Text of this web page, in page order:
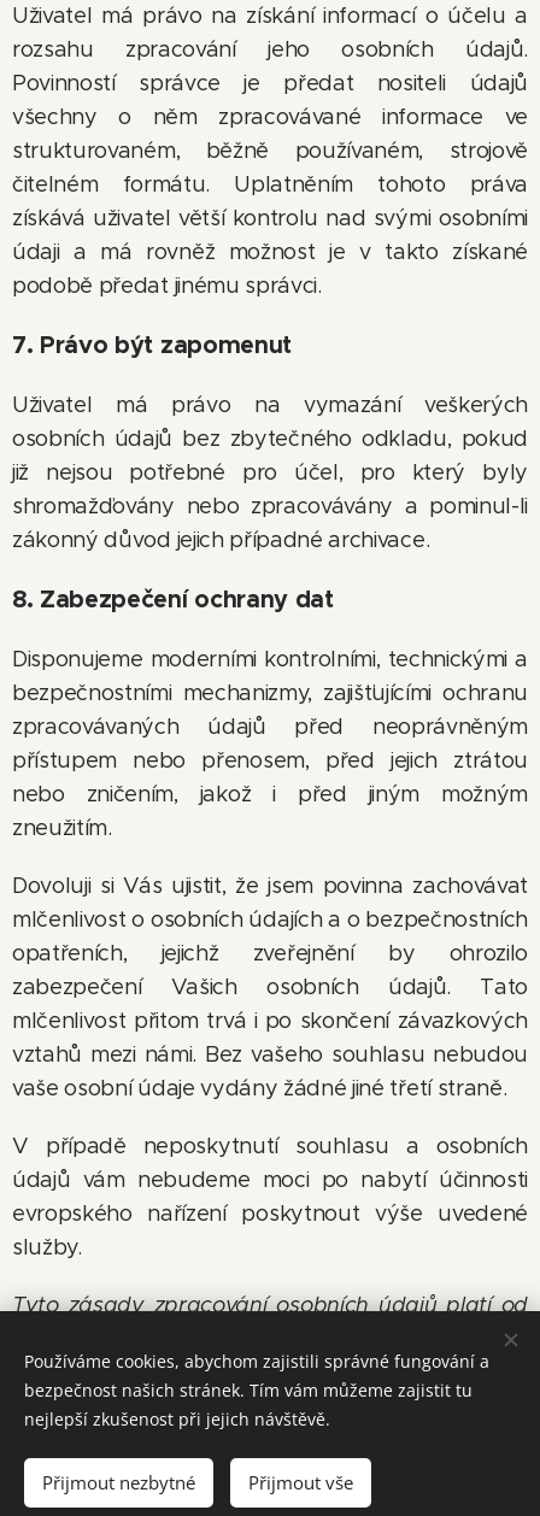
Uživatel má právo na získání informací o účelu a
rozsahu zpracování jeho osobních údajů.
Povinností správce je předat nositeli údajů
všechny o něm zpracovávané informace ve
strukturovaném, běžně používaném, strojově
čitelném formátu. Uplatněním tohoto práva
získává uživatel větší kontrolu nad svými osobními
údaji a má rovněž možnost je v takto získané
podobě předat jinému správci.
7. Právo být zapomenut
Uživatel má právo na vymazání veškerých
osobních údajů bez zbytečného odkladu, pokud
již nejsou potřebné pro účel, pro který byly
shromažďovány nebo zpracovávány a pominul-li
zákonný důvod jejich případné archivace.
8. Zabezpečení ochrany dat
Disponujeme moderními kontrolními, technickými a
bezpečnostními mechanizmy, zajišťujícími ochranu
zpracovávaných údajů před neoprávněným
přístupem nebo přenosem, před jejich ztrátou
nebo zničením, jakož i před jiným možným
zneužitím.
Dovoluji si Vás ujistit, že jsem povinna zachovávat
mlčenlivost o osobních údajích a o bezpečnostních
opatřeních, jejichž zveřejnění by ohrozilo
zabezpečení Vašich osobních údajů. Tato
mlčenlivost přitom trvá i po skončení závazkových
vztahů mezi námi. Bez vašeho souhlasu nebudou
vaše osobní údaje vydány žádné jiné třetí straně.
V případě neposkytnutí souhlasu a osobních
údajů vám nebudeme moci po nabytí účinnosti
evropského nařízení poskytnout výše uvedené
služby.
Tyto zásady zpracování osobních údajů platí od
© 2026 PodoBalance / Odborná péče o nohy a pohybový aparát
Vytvořeno službou Webnode
Používáme cookies, abychom zajistili správné fungování a
bezpečnost našich stránek. Tím vám můžeme zajistit tu
nejlepší zkušenost při jejich návštěvě.
Přijmout nezbytné Přijmout vše